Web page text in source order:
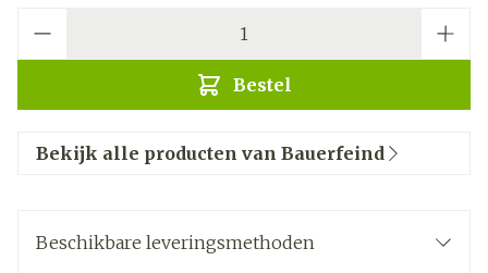
Bestel
Bekijk alle producten van Bauerfeind
Beschikbare leveringsmethoden